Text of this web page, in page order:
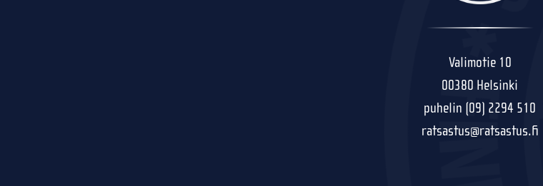
Valimotie 10
00380 Helsinki
puhelin (09) 2294 510
ratsastus@ratsastus.fi